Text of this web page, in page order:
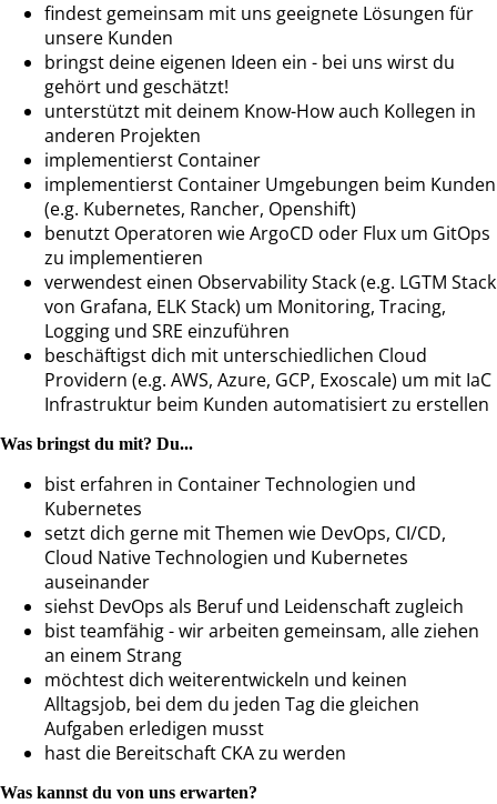
findest gemeinsam mit uns geeignete Lösungen für
unsere Kunden
bringst deine eigenen Ideen ein - bei uns wirst du
gehört und geschätzt!
unterstützt mit deinem Know-How auch Kollegen in
anderen Projekten
implementierst Container
implementierst Container Umgebungen beim Kunden
(e.g. Kubernetes, Rancher, Openshift)
benutzt Operatoren wie ArgoCD oder Flux um GitOps
zu implementieren
verwendest einen Observability Stack (e.g. LGTM Stack
von Grafana, ELK Stack) um Monitoring, Tracing,
Logging und SRE einzuführen
beschäftigst dich mit unterschiedlichen Cloud
Providern (e.g. AWS, Azure, GCP, Exoscale) um mit IaC
Infrastruktur beim Kunden automatisiert zu erstellen
Was bringst du mit? Du...
bist erfahren in Container Technologien und
Kubernetes
setzt dich gerne mit Themen wie DevOps, CI/CD,
Cloud Native Technologien und Kubernetes
auseinander
siehst DevOps als Beruf und Leidenschaft zugleich
bist teamfähig - wir arbeiten gemeinsam, alle ziehen
an einem Strang
möchtest dich weiterentwickeln und keinen
Alltagsjob, bei dem du jeden Tag die gleichen
Aufgaben erledigen musst
hast die Bereitschaft CKA zu werden
Was kannst du von uns erwarten?